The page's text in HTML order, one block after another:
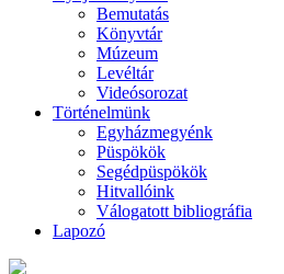
Bemutatás
Könyvtár
Múzeum
Levéltár
Videósorozat
Történelmünk
Egyházmegyénk
Püspökök
Segédpüspökök
Hitvallóink
Válogatott bibliográfia
Lapozó